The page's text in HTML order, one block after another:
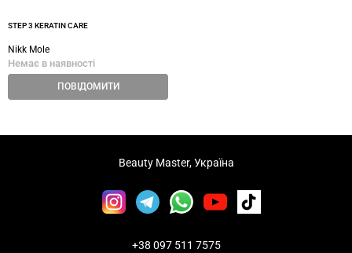
STEP 3 KERATIN CARE
Nikk Mole
Немає в наявності
ПОВІДОМИТИ
Beauty Master, Україна
+38 097 511 7575